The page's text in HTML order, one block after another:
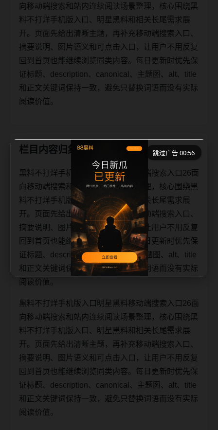
向移动端搜索和站内连续阅读场景整理，核心围绕黑
料不打烊手机版入口、明星黑料和相关长尾需求展
开。页面先给出清晰主题，再补充移动端搜索入口、
摘要说明、图片语义和可点击入口，让用户不用反复
回到首页也能继续浏览同类内容。每日更新时优先保
证标题、description、canonical、主题图、alt、title
和正文关键词保持一致，避免只替换词语而没有实际
阅读价值。
栏目内容归集
黑料不打烊手机版入口明星黑料移动端搜索入口26面
向移动端搜索和站内连续阅读场景整理，核心围绕黑
料不打烊手机版入口、明星黑料和相关长尾需求展
开。页面先给出清晰主题，再补充移动端搜索入口、
摘要说明、图片语义和可点击入口，让用户不用反复
回到首页也能继续浏览同类内容。每日更新时优先保
证标题、description、canonical、主题图、alt、title
和正文关键词保持一致，避免只替换词语而没有实际
阅读价值。
黑料不打烊手机版入口明星黑料移动端搜索入口26面
向移动端搜索和站内连续阅读场景整理，核心围绕黑
料不打烊手机版入口、明星黑料和相关长尾需求展
开。页面先给出清晰主题，再补充移动端搜索入口、
摘要说明、图片语义和可点击入口，让用户不用反复
回到首页也能继续浏览同类内容。每日更新时优先保
证标题、description、canonical、主题图、alt、title
和正文关键词保持一致，避免只替换词语而没有实际
阅读价值。
跳过广告 00:56